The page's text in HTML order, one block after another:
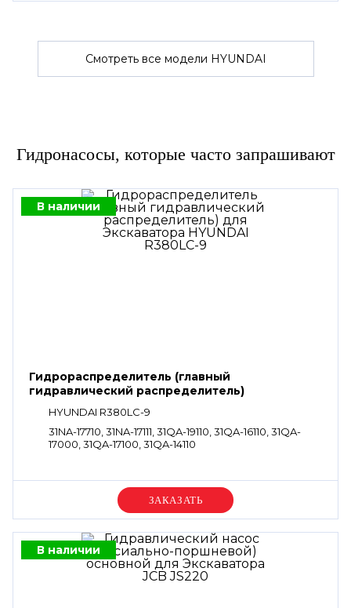
Смотреть все модели HYUNDAI
Гидронасосы, которые часто запрашивают
В наличии
Гидрораспределитель (главный
гидравлический распределитель)
HYUNDAI R380LC-9
31NA-17710, 31NA-17111, 31QA-19110, 31QA-16110, 31QA-
17000, 31QA-17100, 31QA-14110
Уточняйте цену
В наличии